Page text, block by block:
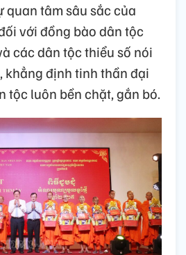
quan tâm sâu sắc của
với đồng bào dân tộc
các dân tộc thiểu số nói
khẳng định tinh thần đại
tộc luôn bền chặt, gắn bó.